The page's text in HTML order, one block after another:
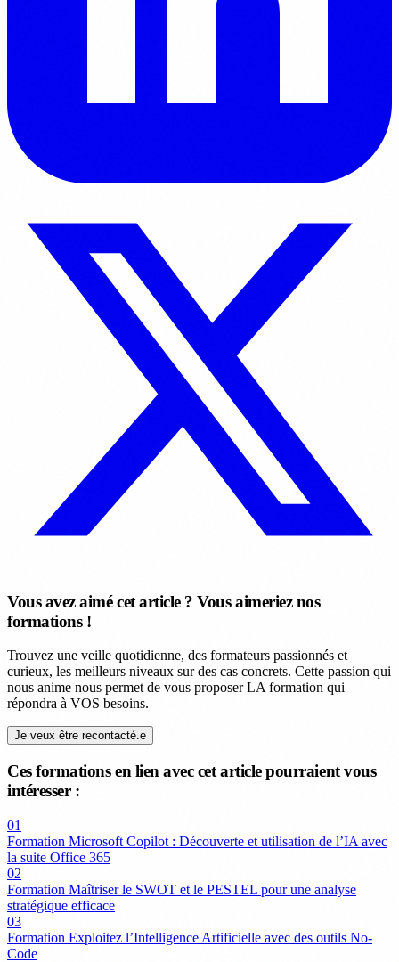
Vous avez aimé cet article ? Vous aimeriez nos
formations !
Trouvez une veille quotidienne, des formateurs passionnés et
curieux, les meilleurs niveaux sur des cas concrets. Cette passion qui
nous anime nous permet de vous proposer LA formation qui
répondra à VOS besoins.
Je veux être recontacté.e
Ces formations en lien avec cet article pourraient vous
intéresser :
01
Formation Microsoft Copilot : Découverte et utilisation de l’IA avec
la suite Office 365
02
Formation Maîtriser le SWOT et le PESTEL pour une analyse
stratégique efficace
03
Formation Exploitez l’Intelligence Artificielle avec des outils No-
Code